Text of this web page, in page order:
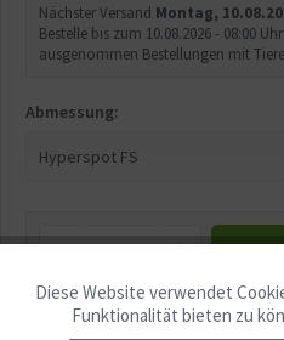
Nächster Versand Montag,
Bestelle bis zum 10.08.2026 - 08:00
ausgenommen Bestellungen mit
Abmessung:
Merken Fragen zum
Funktionale
Diese Website verwendet
Funktionalität bieten zu